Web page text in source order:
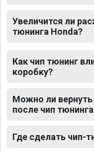
Увеличится ли
тюнинга Honda?
Как чип тюнинг
коробку?
Можно ли вернуть
после чип
Где сделать чип-